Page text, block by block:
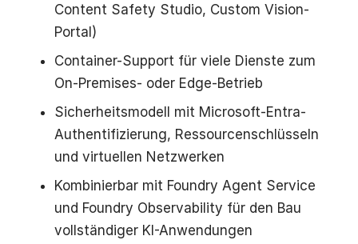
Content Safety Studio, Custom Vision-
Portal)
Container-Support für viele Dienste zum
On-Premises- oder Edge-Betrieb
Sicherheitsmodell mit Microsoft-Entra-
Authentifizierung, Ressourcenschlüsseln
und virtuellen Netzwerken
Kombinierbar mit Foundry Agent Service
und Foundry Observability für den Bau
vollständiger KI-Anwendungen